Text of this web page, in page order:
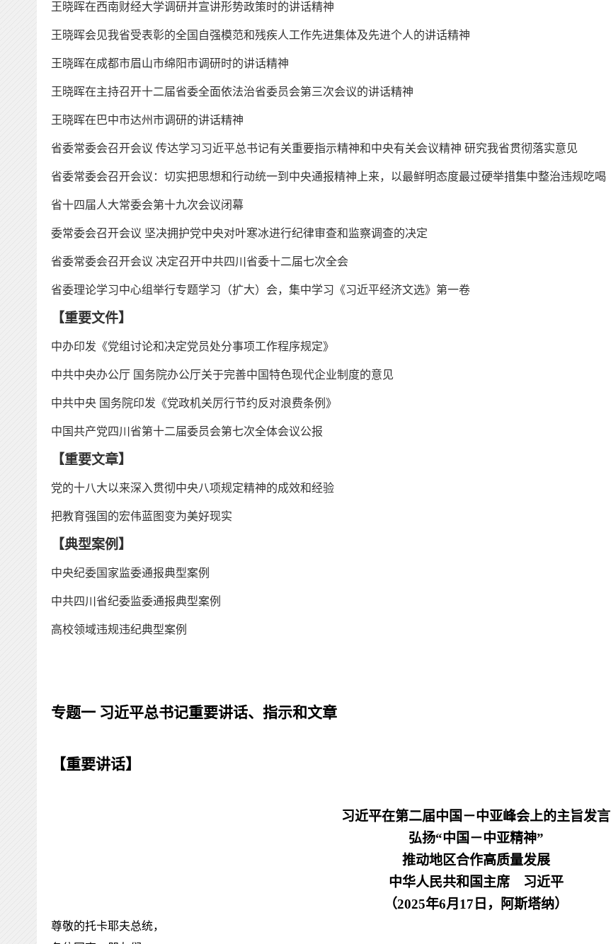
王晓晖在西南财经大学调研并宣讲形势政策时的讲话精神
王晓晖会见我省受表彰的全国自强模范和残疾人工作先进集体及先进个人的讲话精神
王晓晖在成都市眉山市绵阳市调研时的讲话精神
王晓晖在主持召开十二届省委全面依法治省委员会第三次会议的讲话精神
王晓晖在巴中市达州市调研的讲话精神
省委常委会召开会议 传达学习习近平总书记有关重要指示精神和中央有关会议精神 研究我省贯彻落实意见
省委常委会召开会议：切实把思想和行动统一到中央通报精神上来，以最鲜明态度最过硬举措集中整治违规吃喝
省十四届人大常委会第十九次会议闭幕
委常委会召开会议 坚决拥护党中央对叶寒冰进行纪律审查和监察调查的决定
省委常委会召开会议 决定召开中共四川省委十二届七次全会
省委理论学习中心组举行专题学习（扩大）会，集中学习《习近平经济文选》第一卷
【重要文件】
中办印发《党组讨论和决定党员处分事项工作程序规定》
中共中央办公厅 国务院办公厅关于完善中国特色现代企业制度的意见
中共中央 国务院印发《党政机关厉行节约反对浪费条例》
中国共产党四川省第十二届委员会第七次全体会议公报
【重要文章】
党的十八大以来深入贯彻中央八项规定精神的成效和经验
把教育强国的宏伟蓝图变为美好现实
【典型案例 】
中央纪委国家监委通报典型案例
中共四川省纪委监委通报典型案例
高校领域违规违纪典型案例
专题一 习近平总书记重要讲话、指示和文章
【重要讲话】
习近平在第二届中国－中亚峰会上的主旨发言
弘扬“中国－中亚精神”
推动地区合作高质量发展
中华人民共和国主席 习近平
（2025年6月17日，阿斯塔纳）
尊敬的托卡耶夫总统，